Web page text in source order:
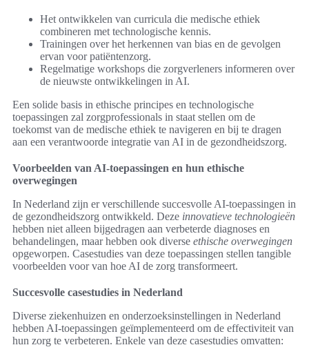
Het ontwikkelen van curricula die medische ethiek
combineren met technologische kennis.
Trainingen over het herkennen van bias en de gevolgen
ervan voor patiëntenzorg.
Regelmatige workshops die zorgverleners informeren over
de nieuwste ontwikkelingen in AI.
Een solide basis in ethische principes en technologische
toepassingen zal zorgprofessionals in staat stellen om de
toekomst van de medische ethiek te navigeren en bij te dragen
aan een verantwoorde integratie van AI in de gezondheidszorg.
Voorbeelden van AI-toepassingen en hun ethische
overwegingen
In Nederland zijn er verschillende succesvolle AI-toepassingen in
de gezondheidszorg ontwikkeld. Deze innovatieve technologieën
hebben niet alleen bijgedragen aan verbeterde diagnoses en
behandelingen, maar hebben ook diverse ethische overwegingen
opgeworpen. Casestudies van deze toepassingen stellen tangible
voorbeelden voor van hoe AI de zorg transformeert.
Succesvolle casestudies in Nederland
Diverse ziekenhuizen en onderzoeksinstellingen in Nederland
hebben AI-toepassingen geïmplementeerd om de effectiviteit van
hun zorg te verbeteren. Enkele van deze casestudies omvatten: